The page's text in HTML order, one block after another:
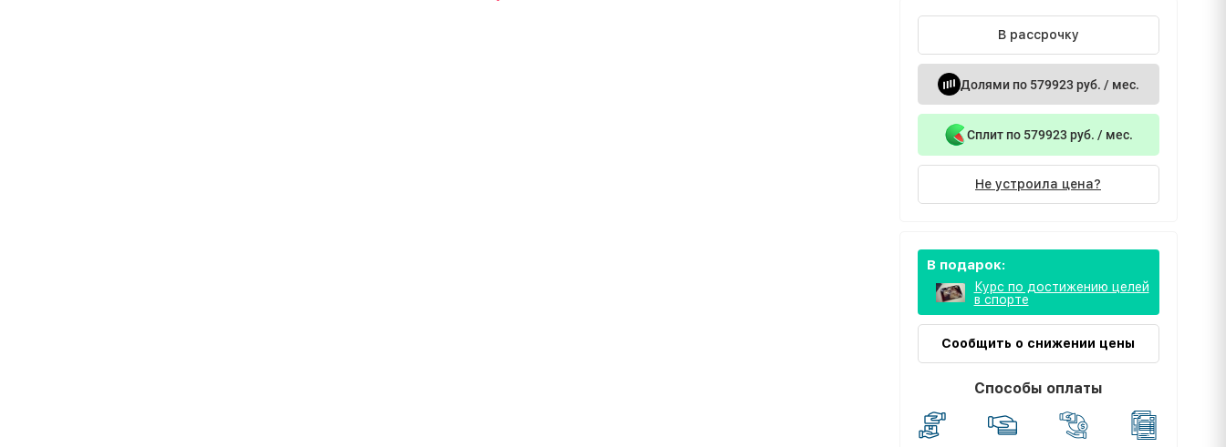
В рассрочку
Долями по 579923 руб. / мес.
Сплит по 579923 руб. / мес.
Не устроила цена?
В подарок:
Курс по достижению целей
в спорте
Сообщить о снижении цены
Способы оплаты